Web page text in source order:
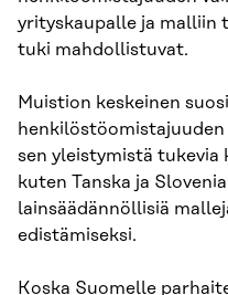
yrityskaupalle ja malliin
tuki mahdollistuvat.
Muistion keskeinen
henkilöstöomistajuuden
sen yleistymistä tukevia
kuten Tanska ja
lainsäädännöllisiä
edistämiseksi.
Koska Suomelle